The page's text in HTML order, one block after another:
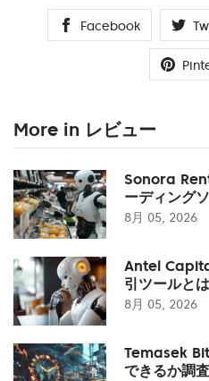
Facebook
More in レビュー
Sonora
ーディング
8月 05, 2026
Antel
引ツールと
8月 05, 2026
Temasek
できるか調